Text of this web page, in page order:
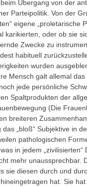
Übergang von der
Parteipolitik. Von der
eigene „proletarische
karikierten, oder ob sie
Zwecke zu
habituell
wurden
Mensch galt allemal
noch jede persönliche
Spaltprodukten der
(Die
breiteren
das „bloß“ Subjektive in
pathologischen
in jedem
mehr unaussprechbar.
sie diesen durch und
hat. Sie